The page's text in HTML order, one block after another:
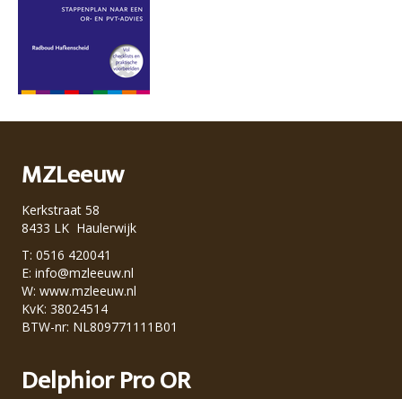
MZLeeuw
Kerkstraat 58
8433 LK Haulerwijk
T: 0516 420041
E: info@mzleeuw.nl
W: www.mzleeuw.nl
KvK: 38024514
BTW-nr: NL809771111B01
Delphior Pro OR